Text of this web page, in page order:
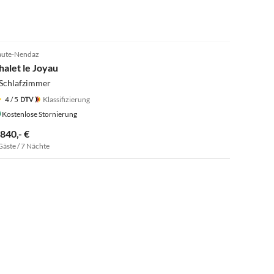
Nendaz
le Joyau
4/ 5
Klassifizierung
Kostenlose Stornierung
€
/ 7 Nächte